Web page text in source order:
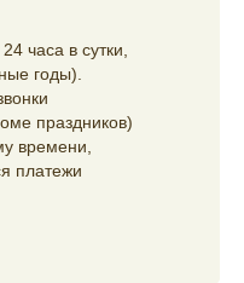
часа в сутки,
годы).
праздников)
времени,
платежи